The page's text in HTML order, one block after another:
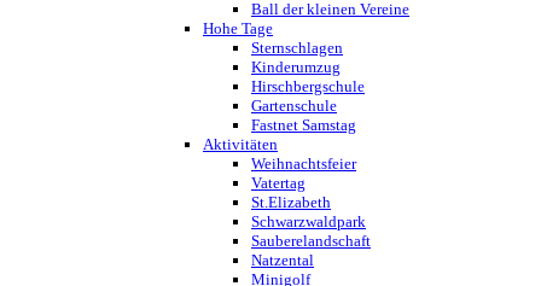
Ball der kleinen Vereine
Hohe Tage
Sternschlagen
Kinderumzug
Hirschbergschule
Gartenschule
Fastnet Samstag
Aktivitäten
Weihnachtsfeier
Vatertag
St.Elizabeth
Schwarzwaldpark
Sauberelandschaft
Natzental
Minigolf